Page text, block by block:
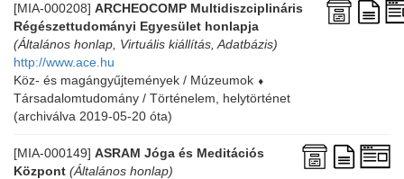
[MIA-000208] ARCHEOCOMP Multidiszciplináris
Régészettudományi Egyesület honlapja
(Általános honlap, Virtuális kiállítás, Adatbázis)
http://www.ace.hu
Köz- és magángyűjtemények / Múzeumok ⬧
Társadalomtudomány / Történelem, helytörténet
(archiválva 2019-05-20 óta)
[MIA-000149] ASRAM Jóga és Meditációs
Központ (Általános honlap)